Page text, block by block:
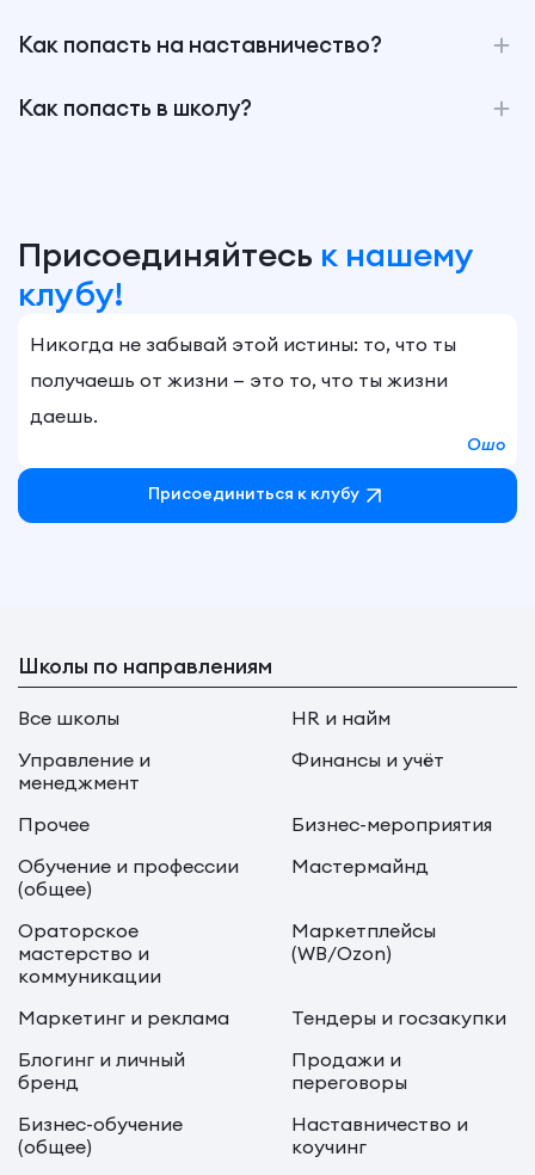
Как попасть на наставничество?
Как попасть в школу?
Присоединяйтесь к нашему
клубу!
Никогда не забывай этой истины: то, что ты
получаешь от жизни — это то, что ты жизни
даешь.
Ошо
Присоединиться к клубу
Школы по направлениям
Все школы
HR и найм
Управление и
менеджмент
Финансы и учёт
Прочее
Бизнес-мероприятия
Обучение и профессии
(общее)
Мастермайнд
Ораторское
мастерство и
коммуникации
Маркетплейсы
(WB/Ozon)
Маркетинг и реклама
Тендеры и госзакупки
Блогинг и личный
бренд
Продажи и
переговоры
Бизнес-обучение
(общее)
Наставничество и
коучинг